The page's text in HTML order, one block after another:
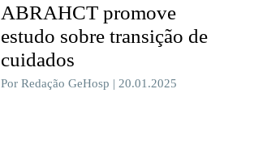
ABRAHCT promove
estudo sobre transição de
cuidados
Por Redação GeHosp | 20.01.2025